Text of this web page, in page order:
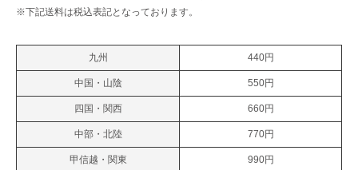
※下記送料は税込表記となっております。
九州 440円
中国・山陰 550円
四国・関西 660円
中部・北陸 770円
甲信越・関東 990円